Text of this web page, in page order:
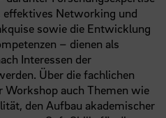
Networking und
sowie die Entwicklung
– dienen als
Interessen der
Über die fachlichen
Workshop auch Themen wie
den Aufbau akademischer